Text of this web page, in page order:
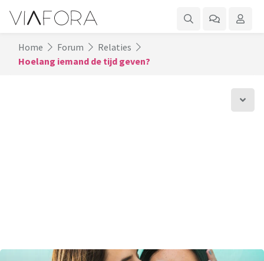
Home Forum
Relaties
Hoelang iemand de tijd geven?